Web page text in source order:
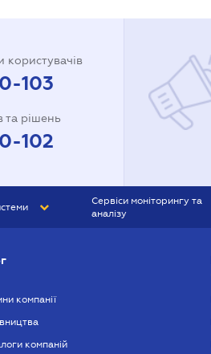
користувачів
103
та рішень
102
Сервіси моніторингу та
аналізу
компанії
компаній